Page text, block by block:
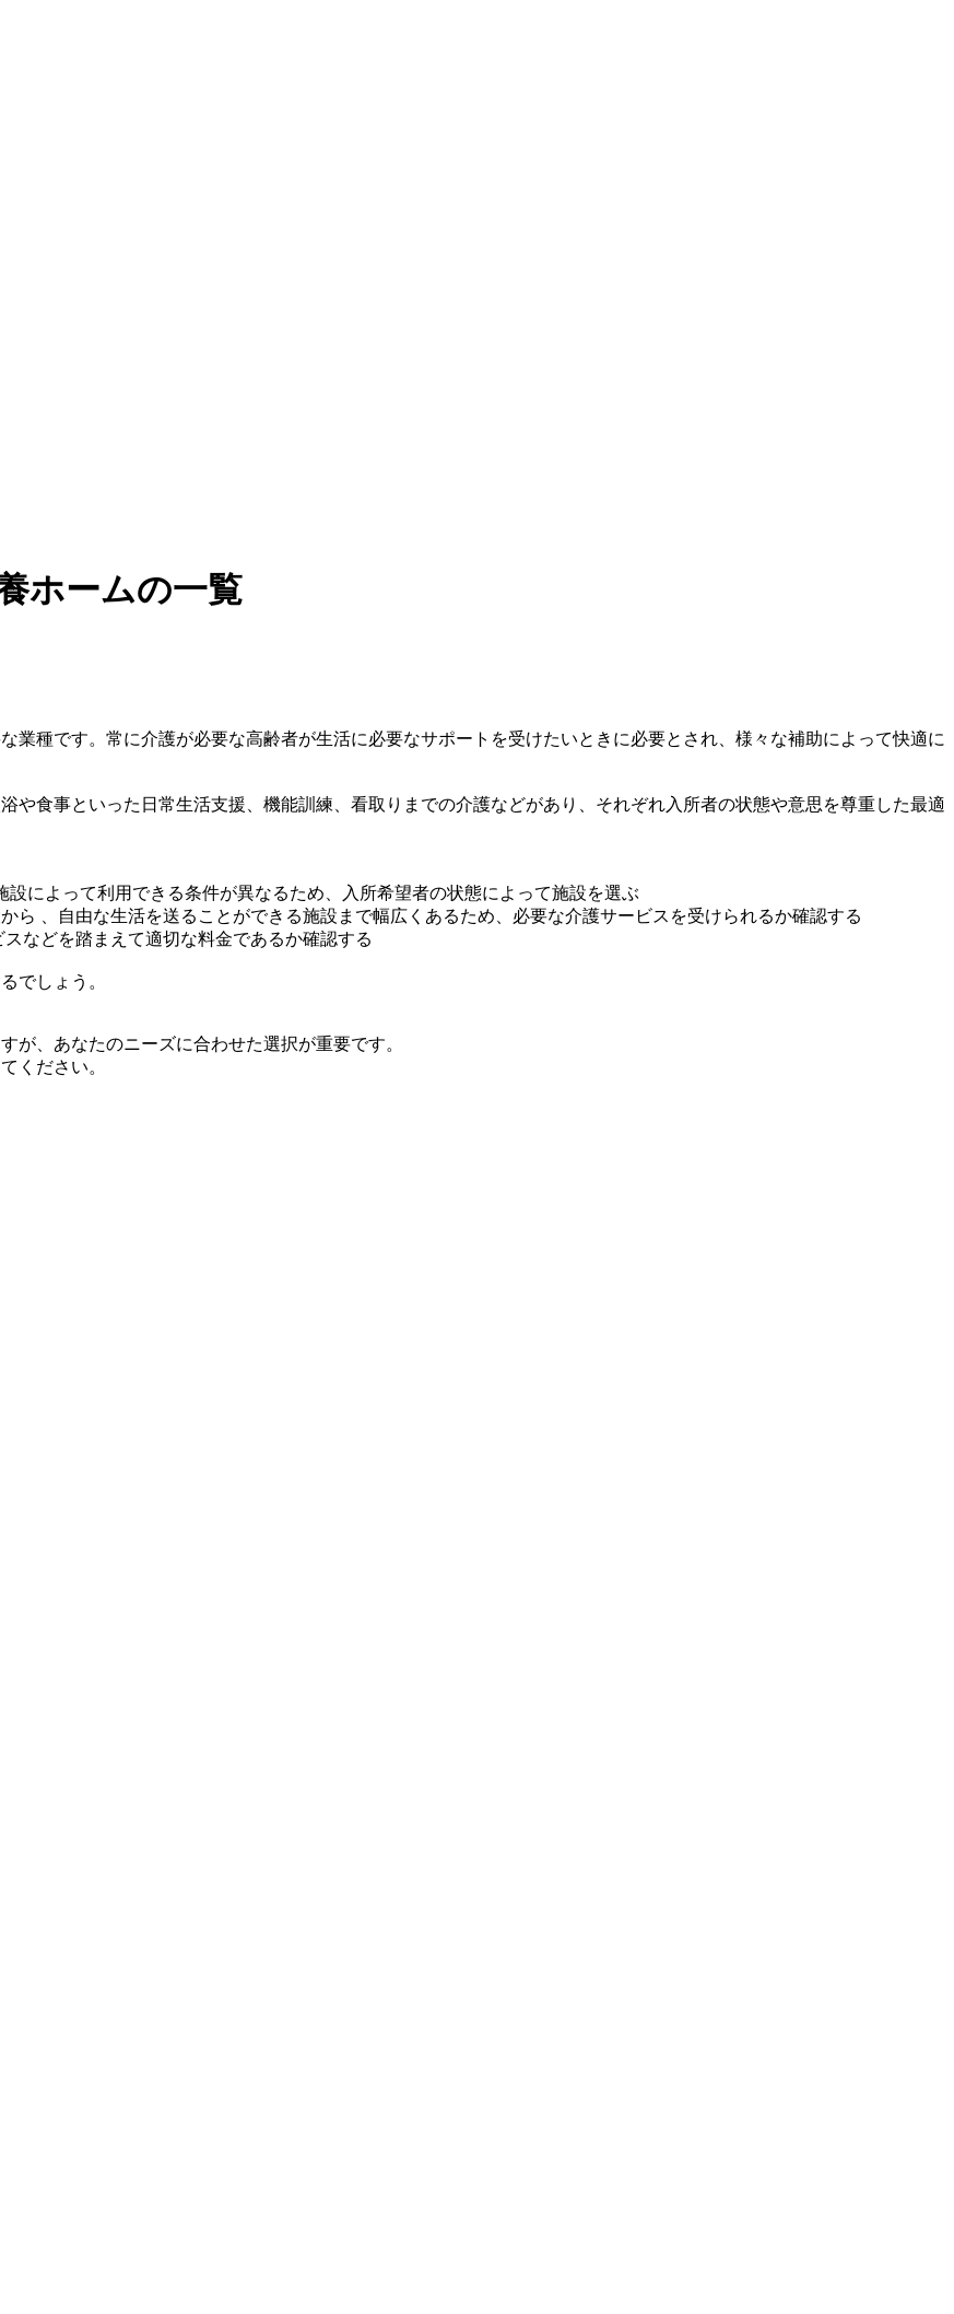
ホームの一覧
業種です。常に介護が必要な高齢者が生活に必要なサポートを受けたいときに必要とされ、様々な補助によって快適に
や食事といった日常生活支援、機能訓練、看取りまでの介護などがあり、それぞれ入所者の状態や意思を尊重した最適
によって利用できる条件が異なるため、入所希望者の状態によって施設を選ぶ
ら 、自由な生活を送ることができる施設まで幅広くあるため、必要な介護サービスを受けられるか確認する
などを踏まえて適切な料金であるか確認する
でしょう。
が、あなたのニーズに合わせた選択が重要です。
ください。